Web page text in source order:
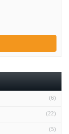
(6)
(22)
(5)